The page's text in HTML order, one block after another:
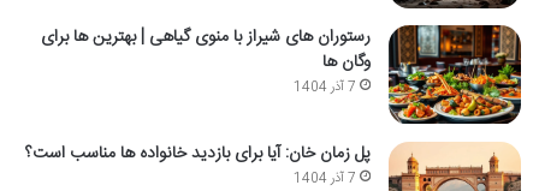
رستوران های شیراز با منوی گیاهی | بهترین ها برای
وگان ها
7 آذر 1404
پل زمان خان: آیا برای بازدید خانواده ها مناسب است؟
7 آذر 1404